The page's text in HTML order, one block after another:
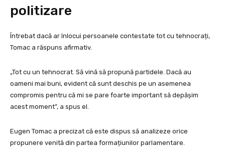
politizare
Întrebat dacă ar înlocui persoanele contestate tot cu tehnocrați,
Tomac a răspuns afirmativ.
„Tot cu un tehnocrat. Să vină să propună partidele. Dacă au
oameni mai buni, evident că sunt deschis pe un asemenea
compromis pentru că mi se pare foarte important să depășim
acest moment”, a spus el.
Eugen Tomac a precizat că este dispus să analizeze orice
propunere venită din partea formațiunilor parlamentare.